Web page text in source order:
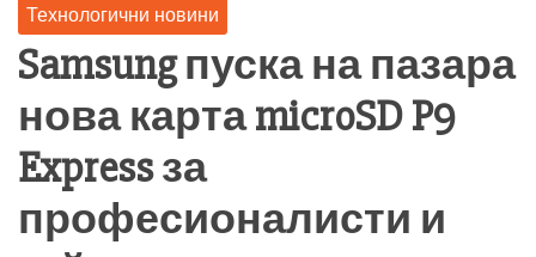
Технологични новини
Samsung пуска на пазара
нова карта microSD P9
Express за
професионалисти и